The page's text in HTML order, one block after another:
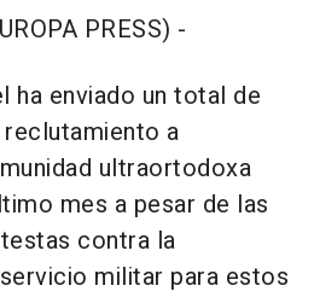
PRESS) -
ha enviado un total de
a
ultraortodoxa
mes a pesar de las
contra la
militar para estos